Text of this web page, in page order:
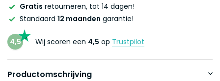
Gratis retourneren, tot 14 dagen!
Standaard 12 maanden garantie!
4,5 Wij scoren een 4,5 op Trustpilot
Productomschrijving